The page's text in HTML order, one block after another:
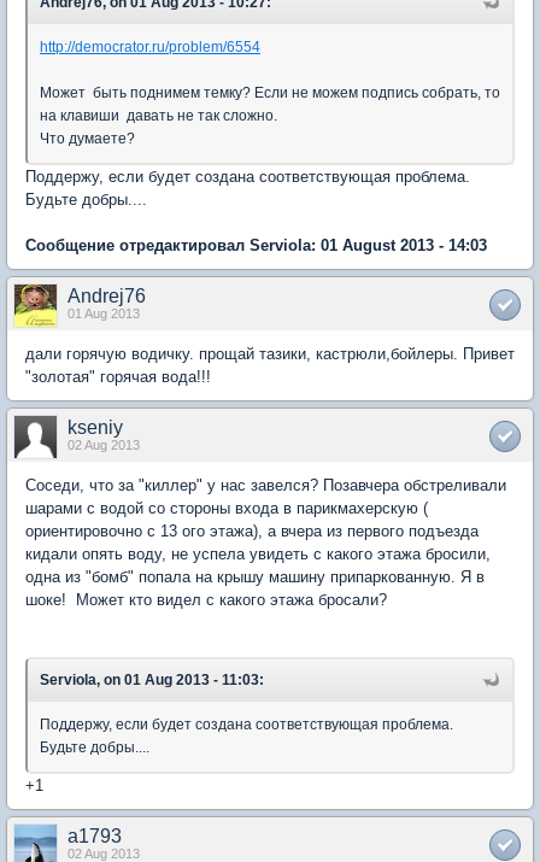
http://democrator.ru/problem/6554
Может быть поднимем темку? Если не можем подпись собрать, то
на клавиши давать не так сложно.
Что думаете?
Поддержу, если будет создана соответствующая проблема.
Будьте добры....
Сообщение отредактировал Serviola: 01 August 2013 - 14:03
Andrej76
01 Aug 2013
дали горячую водичку. прощай тазики, кастрюли,бойлеры. Привет
"золотая" горячая вода!!!
kseniy
02 Aug 2013
Соседи, что за "киллер" у нас завелся? Позавчера обстреливали
шарами с водой со стороны входа в парикмахерскую (
ориентировочно с 13 ого этажа), а вчера из первого подъезда
кидали опять воду, не успела увидеть с какого этажа бросили,
одна из "бомб" попала на крышу машину припаркованную. Я в
шоке! Может кто видел с какого этажа бросали?
Serviola, on 01 Aug 2013 - 11:03:
Поддержу, если будет создана соответствующая проблема.
Будьте добры....
+1
a1793
02 Aug 2013